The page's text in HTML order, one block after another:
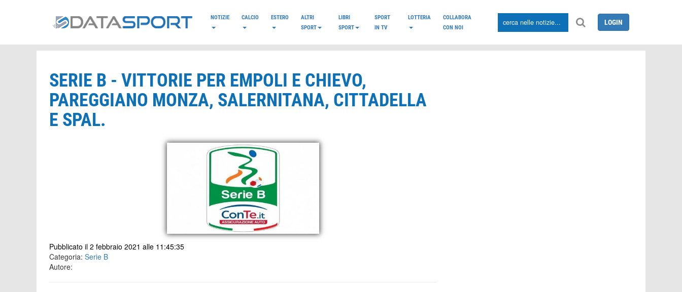
NOTIZIE CALCIO ESTERO
ALTRI
SPORT
LIBRI
SPORT
SPORT
IN TV
LOTTERIA
COLLABORA
CON NOI
LOGIN
SERIE B - VITTORIE PER EMPOLI E CHIEVO,
PAREGGIANO MONZA, SALERNITANA, CITTADELLA
E SPAL.
Pubblicato il 2 febbraio 2021 alle 11:45:35
Categoria: Serie B
Autore: